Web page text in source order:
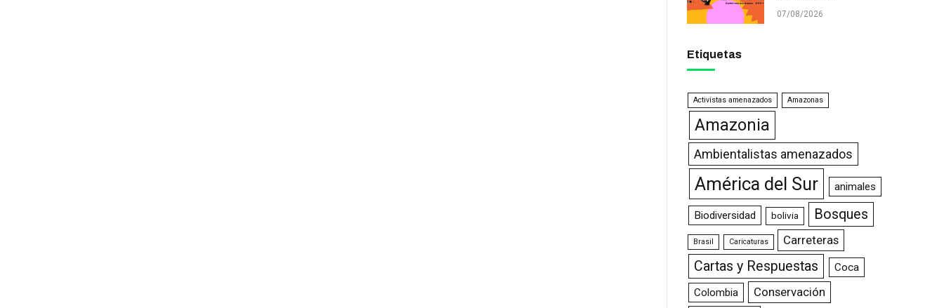
07/08/2026
Etiquetas
Activistas amenazados Amazonas
Amazonia
Ambientalistas amenazados
América del Sur animales
Biodiversidad bolivia Bosques
Brasil Caricaturas Carreteras
Cartas y Respuestas
Coca
Colombia
Conservación